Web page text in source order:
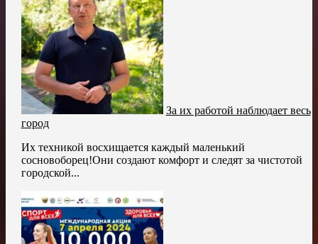
За их работой наблюдает весь
город
Их техникой восхищается каждый маленький
сосновоборец!Они создают комфорт и следят за чистотой
городской...